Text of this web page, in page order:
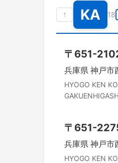
↑ KA 18
〒 651-
兵庫県 神戸市
HYOGO KEN
〒 651-
兵庫県 神戸市
HYOGO KEN